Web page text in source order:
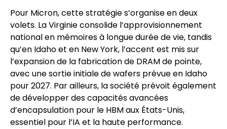
Pour Micron, cette stratégie s’organise en deux
volets. La Virginie consolide l’approvisionnement
national en mémoires à longue durée de vie, tandis
qu’en Idaho et en New York, l’accent est mis sur
l’expansion de la fabrication de DRAM de pointe,
avec une sortie initiale de wafers prévue en Idaho
pour 2027. Par ailleurs, la société prévoit également
de développer des capacités avancées
d’encapsulation pour le HBM aux États-Unis,
essentiel pour l’IA et la haute performance.